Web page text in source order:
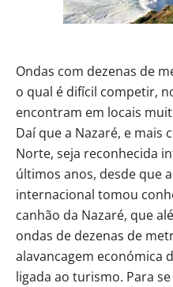
Ondas com dezenas de
o qual é difícil competir,
encontram em locais
Daí que a Nazaré, e mais
Norte, seja reconhecida
últimos anos, desde que
internacional tomou
canhão da Nazaré, que
ondas de dezenas de
alavancagem económica
ligada ao turismo. Para